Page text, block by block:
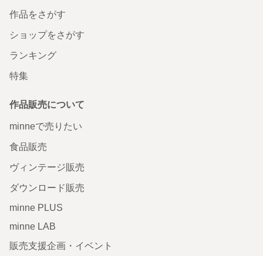
作品をさがす
ショップをさがす
ランキング
特集
作品販売について
minneで売りたい
食品販売
ヴィンテージ販売
ダウンロード販売
minne PLUS
minne LAB
販売支援企画・イベント